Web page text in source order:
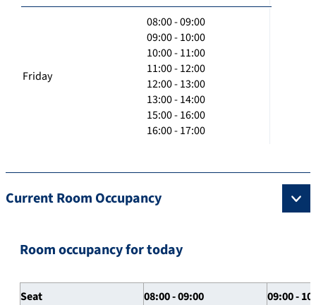
Friday
08:00 - 09:00
09:00 - 10:00
10:00 - 11:00
11:00 - 12:00
12:00 - 13:00
13:00 - 14:00
15:00 - 16:00
16:00 - 17:00
Current Room Occupancy
Room occupancy for today
Seat 08:00 - 09:00 09:00 -